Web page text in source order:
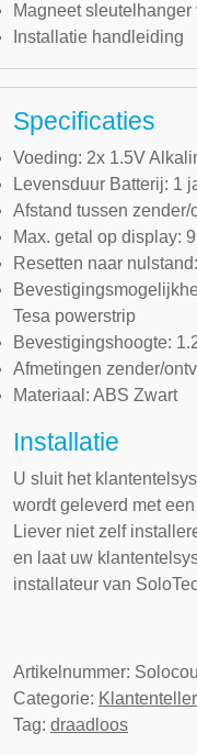
Magneet
Installatie handleiding
Specificaties
Voeding: 2x 1.5V
Levensduur Batterij: 1
Afstand tussen
Max. getal op display:
Resetten naar
Tesa powerstrip
Bevestigingshoogte:
Afmetingen zender/
Materiaal: ABS Zwart
Installatie
U sluit het
wordt geleverd met
Liever niet zelf
en laat uw
installateur van
Artikelnummer:
Categorie:
Tag: draadloos